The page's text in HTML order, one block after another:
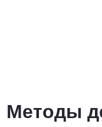
Методы